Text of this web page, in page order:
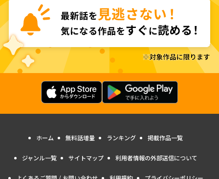
ホーム 無料話増量 ランキング 掲載作品一覧
ジャンル一覧 サイトマップ 利用者情報の外部送信について